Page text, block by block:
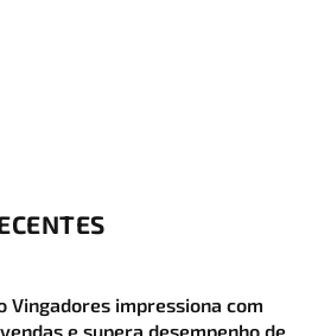
Vingadores impressiona com
e supera desempenho de